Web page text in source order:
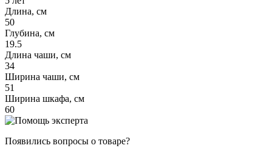
Длина, см
50
Глубина, см
19.5
Длина чаши, см
34
Ширина чаши, см
51
Ширина шкафа, см
60
Появились вопросы о товаре?